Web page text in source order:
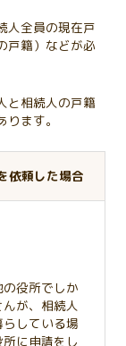
人全員の現在戸
戸籍）などが必
と相続人の戸籍
ます。
依頼した場合
役所でしか
が、相続人
している場
に申請をし